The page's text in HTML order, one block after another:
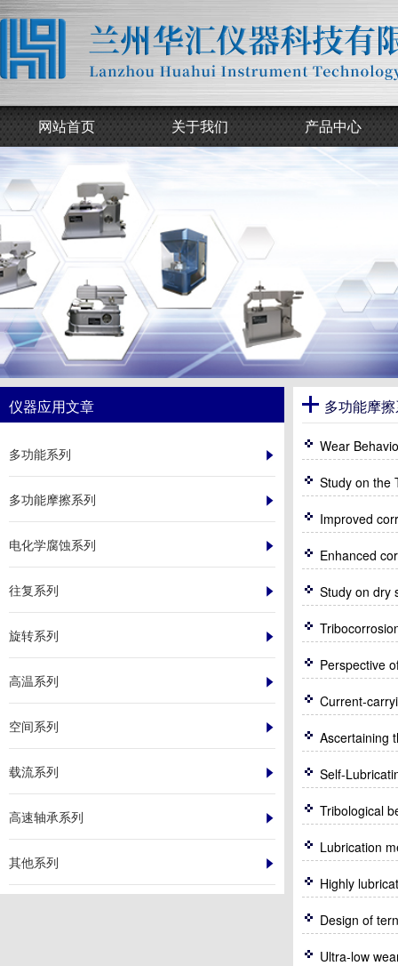
网站首页 关于我们 产品中心
仪器应用文章
多功能系列
多功能摩擦系列
电化学腐蚀系列
往复系列
旋转系列
高温系列
空间系列
载流系列
高速轴承系列
其他系列
多功能摩
Study on the
Ascertaining
Self-
Lubrication
Ultra-low